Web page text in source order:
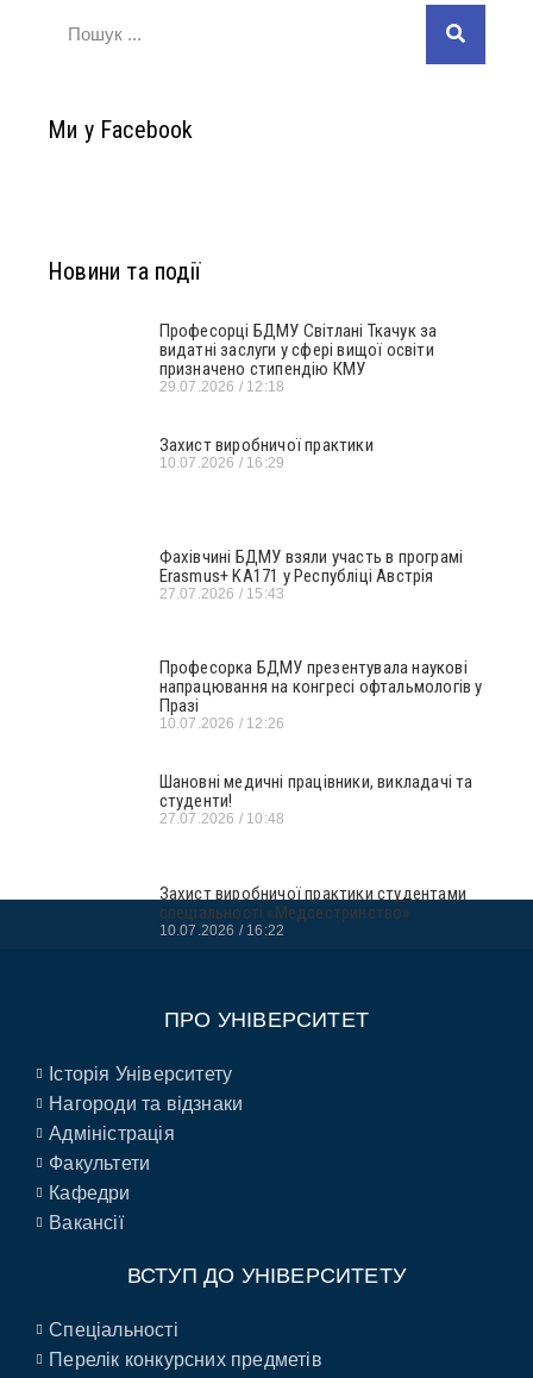
Ми у Facebook
Новини та події
Професорці БДМУ Світлані Ткачук за
видатні заслуги у сфері вищої освіти
призначено стипендію КМУ
29.07.2026 12:18
Захист виробничої практики
10.07.2026 16:29
Фахівчині БДМУ взяли участь в програмі
Erasmus+ KA171 у Республіці Австрія
27.07.2026 15:43
Професорка БДМУ презентувала наукові
напрацювання на конгресі офтальмологів у
Празі
10.07.2026 12:26
Шановні медичні працівники, викладачі та
студенти!
27.07.2026 10:48
Захист виробничої практики студентами
спеціальності «Медсестринство»
10.07.2026 16:22
ПРО УНІВЕРСИТЕТ
Історія Університету
Нагороди та відзнаки
Адміністрація
Факультети
Кафедри
Вакансії
ВСТУП ДО УНІВЕРСИТЕТУ
Спеціальності
Перелік конкурсних предметів